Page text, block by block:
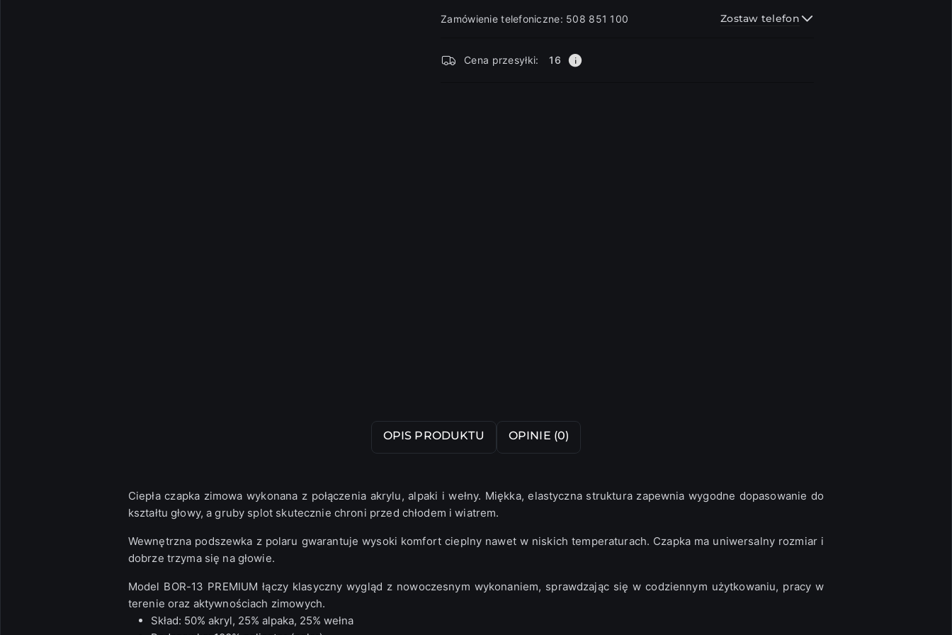
Zamówienie telefoniczne: 508 851 100 Zostaw telefon
i
Cena przesyłki: 16
OPIS PRODUKTU OPINIE (0)
Ciepła czapka zimowa wykonana z połączenia akrylu, alpaki i wełny. Miękka, elastyczna struktura zapewnia wygodne dopasowanie do
kształtu głowy, a gruby splot skutecznie chroni przed chłodem i wiatrem.
Wewnętrzna podszewka z polaru gwarantuje wysoki komfort cieplny nawet w niskich temperaturach. Czapka ma uniwersalny rozmiar i
dobrze trzyma się na głowie.
Model BOR-13 PREMIUM łączy klasyczny wygląd z nowoczesnym wykonaniem, sprawdzając się w codziennym użytkowaniu, pracy w
terenie oraz aktywnościach zimowych.
Skład: 50% akryl, 25% alpaka, 25% wełna